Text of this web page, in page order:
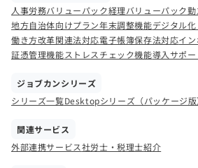
人事労務バリューパック経理バリューパック
地方自治体向けプラン年末調整機能デジタル
働き方改革関連法対応電子帳簿保存法対応イ
証憑管理機能ストレスチェック機能導入サポ
ジョブカンシリーズ
シリーズ一覧Desktopシリーズ（パッケージ版
関連サービス
外部連携サービス社労士・税理士紹介